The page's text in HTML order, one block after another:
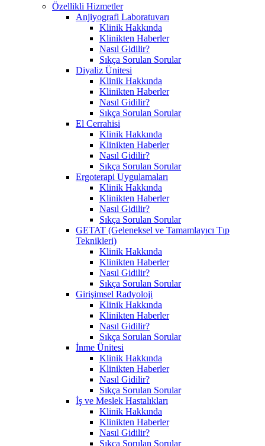
Özellikli Hizmetler
Anjiyografi Laboratuvarı
Klinik Hakkında
Klinikten Haberler
Nasıl Gidilir?
Sıkça Sorulan Sorular
Diyaliz Ünitesi
Klinik Hakkında
Klinikten Haberler
Nasıl Gidilir?
Sıkça Sorulan Sorular
El Cerrahisi
Klinik Hakkında
Klinikten Haberler
Nasıl Gidilir?
Sıkça Sorulan Sorular
Ergoterapi Uygulamaları
Klinik Hakkında
Klinikten Haberler
Nasıl Gidilir?
Sıkça Sorulan Sorular
GETAT (Geleneksel ve Tamamlayıcı Tıp
Teknikleri)
Klinik Hakkında
Klinikten Haberler
Nasıl Gidilir?
Sıkça Sorulan Sorular
Girişimsel Radyoloji
Klinik Hakkında
Klinikten Haberler
Nasıl Gidilir?
Sıkça Sorulan Sorular
İnme Ünitesi
Klinik Hakkında
Klinikten Haberler
Nasıl Gidilir?
Sıkça Sorulan Sorular
İş ve Meslek Hastalıkları
Klinik Hakkında
Klinikten Haberler
Nasıl Gidilir?
Sıkça Sorulan Sorular